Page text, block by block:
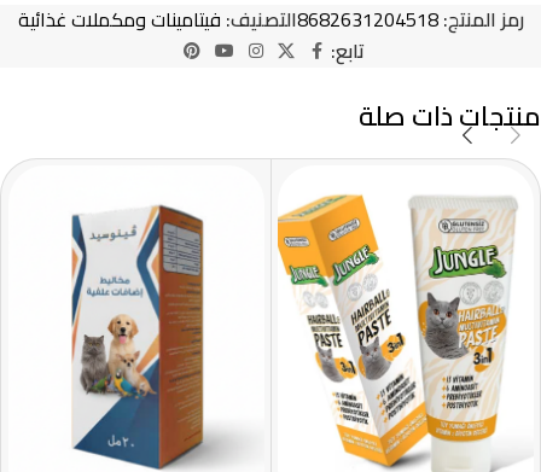
رمز المنتج:8682631204518التصنيف: فيتامينات ومكملات غذائية
تابع:
منتجات ذات صلة